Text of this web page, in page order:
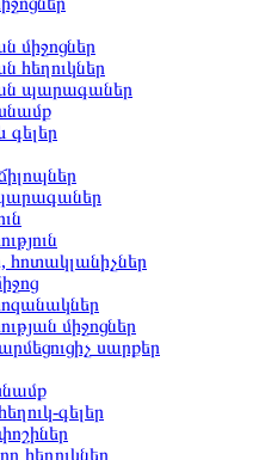
միջոցներ
հեղուկներ
պարագաներ
գելեր
հոտակլանիչներ
միջոցներ
սարքեր
գելեր
հեղուկներ